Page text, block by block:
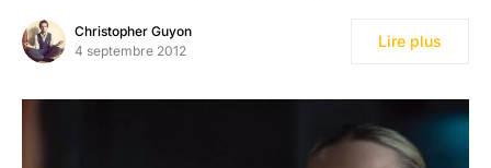
Christopher Guyon
4 septembre 2012
Lire plus